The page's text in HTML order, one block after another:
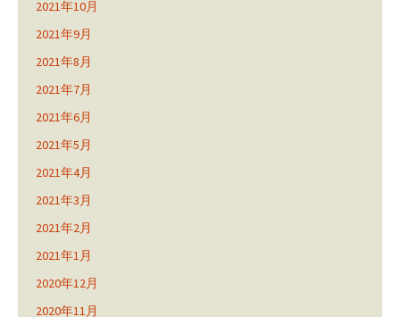
2021年10月
2021年9月
2021年8月
2021年7月
2021年6月
2021年5月
2021年4月
2021年3月
2021年2月
2021年1月
2020年12月
2020年11月